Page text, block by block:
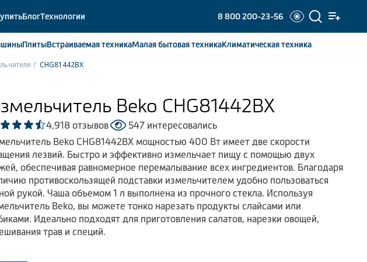
БлогТехнологии 8 800 200-23-56
ПлитыВстраиваемаятехникаМалая бытоваятехникаКлиматическаятехника
CHG81442BX
Beko CHG81442BX
4,918 отзывов
547 интересовались
Beko CHG81442BX мощностью 400 Вт имеет две скорости
лезвий. Быстро и эффективно измельчает пищу с помощью двух
обеспечивая равномерное перемалывание всех ингредиентов. Благодаря
противоскользящей подставки измельчителем удобно пользоваться
рукой. Чаша объемом 1 л выполнена из прочного стекла. Используя
Beko, вы можете тонко нарезать продукты слайсами или
Идеально подходят для приготовления салатов, нарезки овощей,
трав и специй.